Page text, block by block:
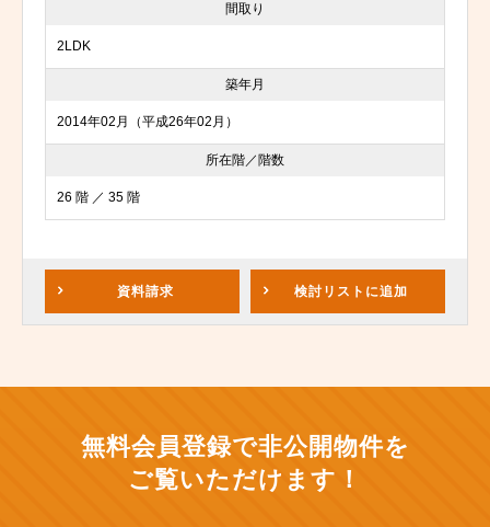
間取り
2LDK
築年月
2014年02月（平成26年02月）
所在階／階数
26 階 ／ 35 階
資料請求 検討リスト に追加
無料会員登録で非公開物件を
ご覧いただけます！